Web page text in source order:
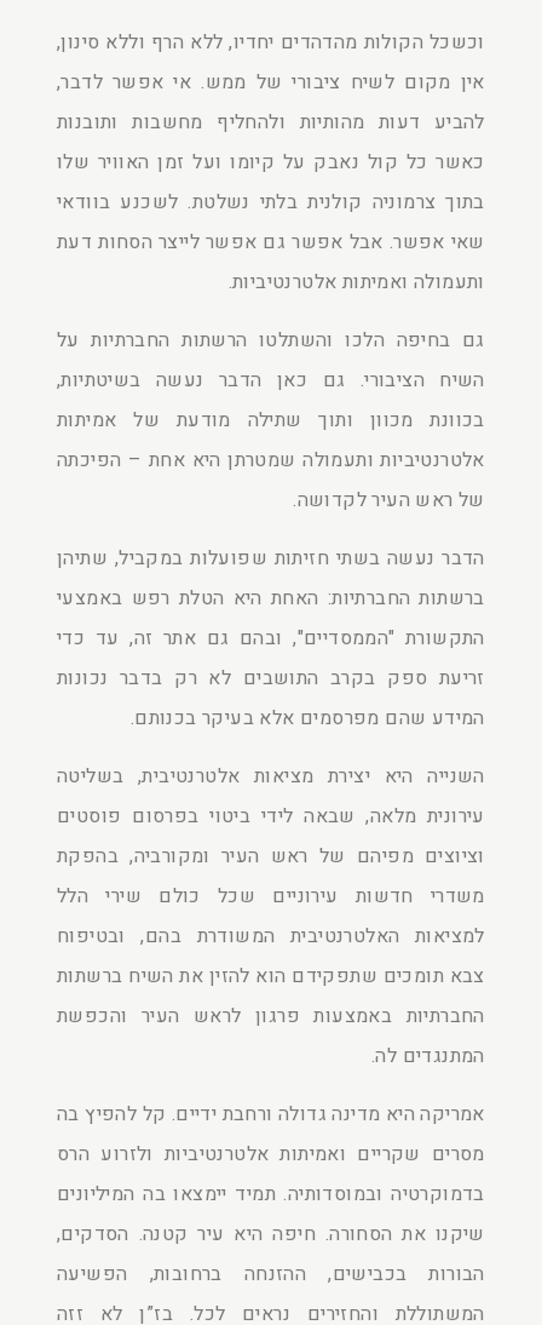
וכשכל הקולות מהדהדים יחדיו, ללא הרף וללא סינון,
אין מקום לשיח ציבורי של ממש. אי אפשר לדבר,
להביע דעות מהותיות ולהחליף מחשבות ותובנות
כאשר כל קול נאבק על קיומו ועל זמן האוויר שלו
בתוך צרמוניה קולנית בלתי נשלטת. לשכנע בוודאי
שאי אפשר. אבל אפשר גם אפשר לייצר הסחות דעת
ותעמולה ואמיתות אלטרנטיביות.
גם בחיפה הלכו והשתלטו הרשתות החברתיות על
השיח הציבורי. גם כאן הדבר נעשה בשיטתיות,
בכוונת מכוון ותוך שתילה מודעת של אמיתות
אלטרנטיביות ותעמולה שמטרתן היא אחת – הפיכתה
של ראש העיר לקדושה.
הדבר נעשה בשתי חזיתות שפועלות במקביל, שתיהן
ברשתות החברתיות: האחת היא הטלת רפש באמצעי
התקשורת "הממסדיים", ובהם גם אתר זה, עד כדי
זריעת ספק בקרב התושבים לא רק בדבר נכונות
המידע שהם מפרסמים אלא בעיקר בכנותם.
השנייה היא יצירת מציאות אלטרנטיבית, בשליטה
עירונית מלאה, שבאה לידי ביטוי בפרסום פוסטים
וציוצים מפיהם של ראש העיר ומקורביה, בהפקת
משדרי חדשות עירוניים שכל כולם שירי הלל
למציאות האלטרנטיבית המשודרת בהם, ובטיפוח
צבא תומכים שתפקידם הוא להזין את השיח ברשתות
החברתיות באמצעות פרגון לראש העיר והכפשת
המתנגדים לה.
אמריקה היא מדינה גדולה ורחבת ידיים. קל להפיץ בה
מסרים שקריים ואמיתות אלטרנטיביות ולזרוע הרס
בדמוקרטיה ובמוסדותיה. תמיד יימצאו בה המיליונים
שיקנו את הסחורה. חיפה היא עיר קטנה. הסדקים,
הבורות בכבישים, ההזנחה ברחובות, הפשיעה
המשתוללת והחזירים נראים לכל. בז”ן לא זזה